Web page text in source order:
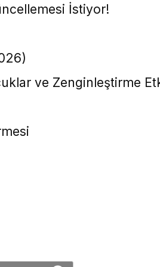
İstiyor!
ve Zenginleştirme